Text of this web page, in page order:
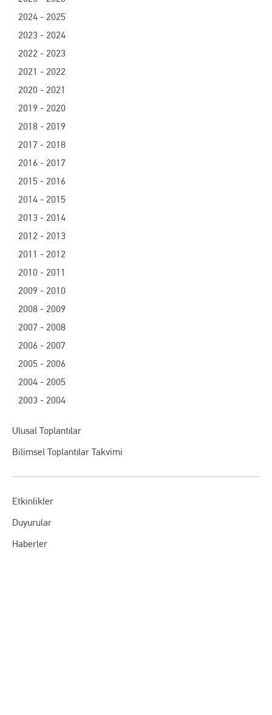
2024 - 2025
2023 - 2024
2022 - 2023
2021 - 2022
2020 - 2021
2019 - 2020
2018 - 2019
2017 - 2018
2016 - 2017
2015 - 2016
2014 - 2015
2013 - 2014
2012 - 2013
2011 - 2012
2010 - 2011
2009 - 2010
2008 - 2009
2007 - 2008
2006 - 2007
2005 - 2006
2004 - 2005
2003 - 2004
Ulusal Toplantılar
Bilimsel Toplantılar Takvimi
Etkinlikler
Duyurular
Haberler